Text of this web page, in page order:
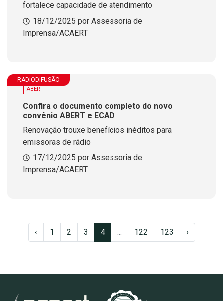
fortalece capacidade de atendimento
18/12/2025 por Assessoria de
Imprensa/ACAERT
RADIODIFUSÃO
ABERT
Confira o documento completo do novo
convênio ABERT e ECAD
Renovação trouxe benefícios inéditos para
emissoras de rádio
17/12/2025 por Assessoria de
Imprensa/ACAERT
‹ 1 2 3 4 ... 122 123 ›